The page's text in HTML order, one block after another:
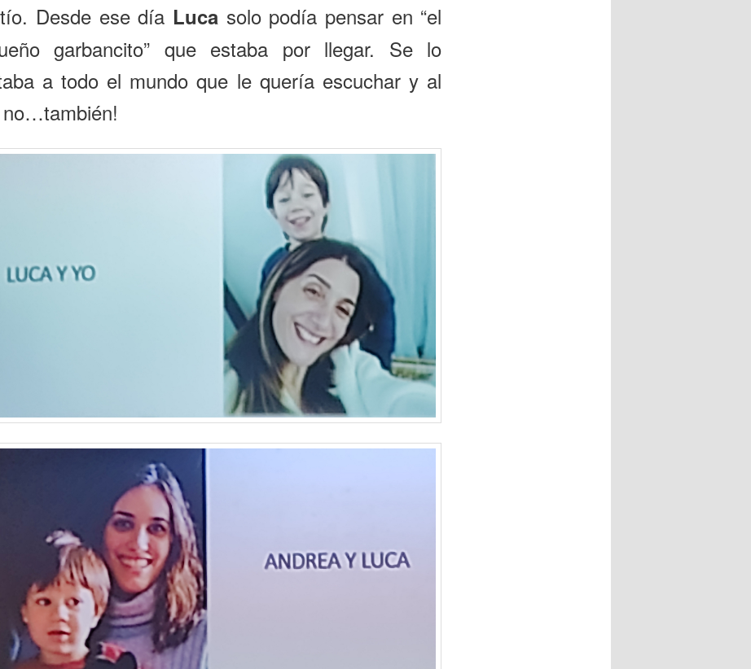
Desde ese día Luca solo podía pensar en “el
garbancito” que estaba por llegar. Se lo
a todo el mundo que le quería escuchar y al